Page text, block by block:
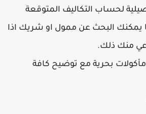
لحساب التكاليف المتوقعة
يمكنك البحث عن ممول او شريك اذا
منك ذلك.
بحرية مع توضيح كافة